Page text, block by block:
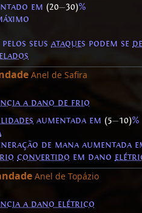
em (20—30)%
pelos seus ataques podem se
Anel de Safira
a dano de frio
aumentada em (5—10)%
de mana aumentada
convertido em dano
Anel de Topázio
a dano elétrico